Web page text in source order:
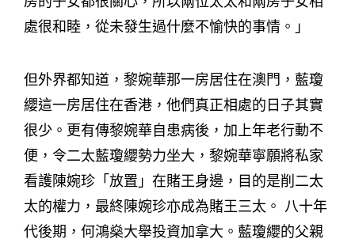
處很和睦，從未發生過什麼不愉快的事情。」
但外界都知道，黎婉華那一房居住在澳門，藍瓊
纓這一房居住在香港，他們真正相處的日子其實
很少。更有傳黎婉華自患病後，加上年老行動不
便，令二太藍瓊纓勢力坐大，黎婉華寧願將私家
看護陳婉珍「放置」在賭王身邊，目的是削二太
太的權力，最終陳婉珍亦成為賭王三太。 八十年
代後期，何鴻燊大舉投資加拿大。藍瓊纓的父親